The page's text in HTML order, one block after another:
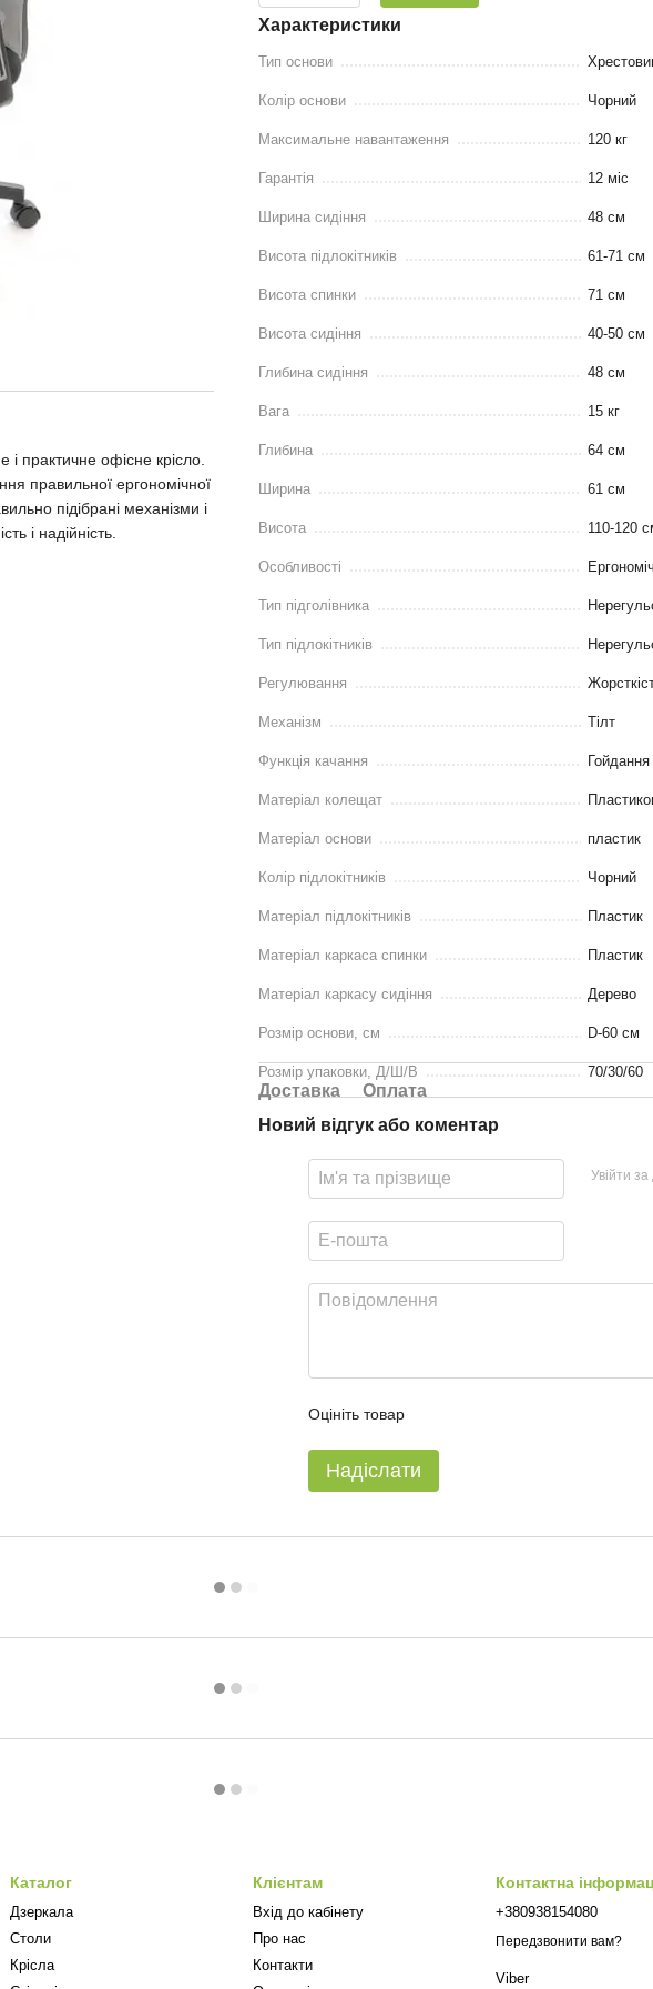
практичне офісне крісло.
правильної ергономічної
підібрані механізми і
і надійність.
Характеристики
Тип основи
Колір основи Чорний
Максимальне навантаження 120 кг
Гарантія 12 міс
Ширина сидіння 48 см
Висота підлокітників 61-71 см
Висота спинки 71 см
Висота сидіння 40-50 см
Глибина сидіння 48 см
Вага 15 кг
Глибина 64 см
Ширина 61 см
Висота 110-120
Особливості
Тип підголівника
Тип підлокітників
Регулювання
Механізм Тілт
Функція качання
Матеріал колещат
Матеріал основи пластик
Колір підлокітників Чорний
Матеріал підлокітників Пластик
Матеріал каркаса спинки Пластик
Матеріал каркасу сидіння Дерево
Розмір основи, см D-60 см
Розмір упаковки, Д/Ш/В 70/30/60
Доставка
Оплата
Новий відгук або коментар
Увійти
Оцініть товар
Надіслати
Каталог
Дзеркала
Столи
Крісла
Клієнтам
Вхід до кабінету
Про нас
Контакти
Контактна
+380938154080
Передзвонити вам?
Viber